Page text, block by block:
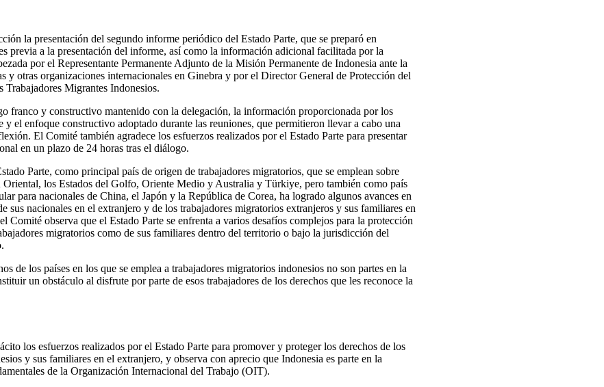
la presentación del segundo informe periódico del Estado Parte, que se preparó en
previa a la presentación del informe, así como la información adicional facilitada por la
por el Representante Permanente Adjunto de la Misión Permanente de Indonesia ante la
y otras organizaciones internacionales en Ginebra y por el Director General de Protección del
Migrantes Indonesios.
franco y constructivo mantenido con la delegación, la información proporcionada por los
y el enfoque constructivo adoptado durante las reuniones, que permitieron llevar a cabo una
El Comité también agradece los esfuerzos realizados por el Estado Parte para presentar
en un plazo de 24 horas tras el diálogo.
Parte, como principal país de origen de trabajadores migratorios, que se emplean sobre
los Estados del Golfo, Oriente Medio y Australia y Türkiye, pero también como país
para nacionales de China, el Japón y la República de Corea, ha logrado algunos avances en
sus nacionales en el extranjero y de los trabajadores migratorios extranjeros y sus familiares en
Comité observa que el Estado Parte se enfrenta a varios desafíos complejos para la protección
migratorios como de sus familiares dentro del territorio o bajo la jurisdicción del
de los países en los que se emplea a trabajadores migratorios indonesios no son partes en la
un obstáculo al disfrute por parte de esos trabajadores de los derechos que les reconoce la
los esfuerzos realizados por el Estado Parte para promover y proteger los derechos de los
y sus familiares en el extranjero, y observa con aprecio que Indonesia es parte en la
de la Organización Internacional del Trabajo (OIT).